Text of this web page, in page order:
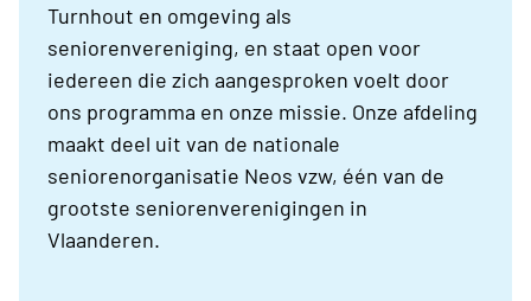
Turnhout en omgeving als
seniorenvereniging, en staat open voor
iedereen die zich aangesproken voelt door
ons programma en onze missie. Onze afdeling
maakt deel uit van de nationale
seniorenorganisatie Neos vzw, één van de
grootste seniorenverenigingen in
Vlaanderen.